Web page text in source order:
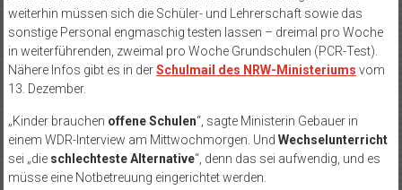
weiterhin müssen sich die Schüler- und Lehrerschaft sowie das
sonstige Personal engmaschig testen lassen – dreimal pro Woche
in weiterführenden, zweimal pro Woche Grundschulen (PCR-Test).
Nähere Infos gibt es in derSchulmail des NRW-Ministeriums vom
13. Dezember.
„Kinder brauchen offene Schulen“, sagte Ministerin Gebauer in
einem WDR-Interview am Mittwochmorgen. Und Wechselunterricht
sei „die schlechteste Alternative“, denn das sei aufwendig, und es
müsse eine Notbetreuung eingerichtet werden.